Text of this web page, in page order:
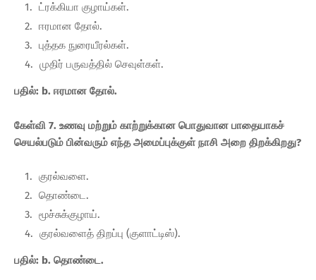
ட்ரக்கியா குழாய்கள்.
ஈரமான தோல்.
புத்தக நுரையீரல்கள்.
முதிர் பருவத்தில் செவுள்கள்.
பதில்: b. ஈரமான தோல்.
கேள்வி 7. உணவு மற்றும் காற்றுக்கான பொதுவான பாதையாகச்
செயல்படும் பின்வரும் எந்த அமைப்புக்குள் நாசி அறை திறக்கிறது?
குரல்வளை.
தொண்டை.
மூச்சுக்குழாய்.
குரல்வளைத் திறப்பு (குளாட்டிஸ்).
பதில்: b. தொண்டை.